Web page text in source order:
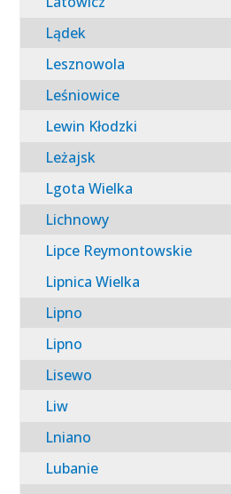
Lądek
Lesznowola
Leśniowice
Lewin Kłodzki
Leżajsk
Lgota Wielka
Lichnowy
Lipce Reymontowskie
Lipnica Wielka
Lipno
Lipno
Lisewo
Liw
Lniano
Lubanie